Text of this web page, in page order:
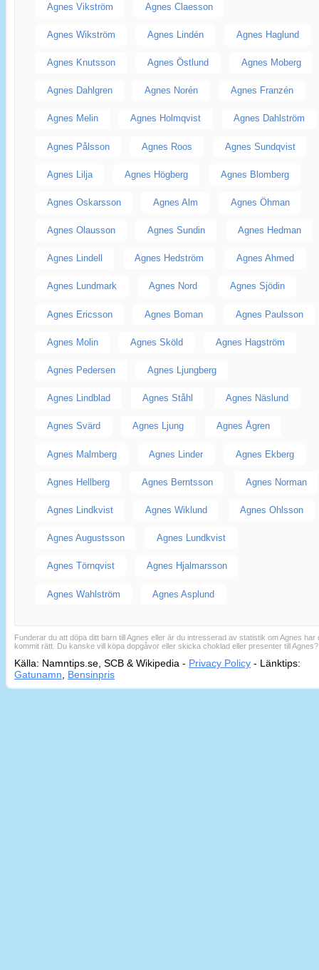
Agnes Vikström Agnes Claesson
Agnes Wikström Agnes Lindén Agnes Haglund
Agnes Knutsson Agnes Östlund Agnes Moberg
Agnes Dahlgren Agnes Norén Agnes Franzén
Agnes Melin Agnes Holmqvist Agnes Dahlström
Agnes Pålsson Agnes Roos Agnes Sundqvist
Agnes Lilja Agnes Högberg Agnes Blomberg
Agnes Oskarsson Agnes Alm Agnes Öhman
Agnes Olausson Agnes Sundin Agnes Hedman
Agnes Lindell Agnes Hedström Agnes Ahmed
Agnes Lundmark Agnes Nord Agnes Sjödin
Agnes Ericsson Agnes Boman Agnes Paulsson
Agnes Molin Agnes Sköld Agnes Hagström
Agnes Pedersen Agnes Ljungberg
Agnes Lindblad Agnes Ståhl Agnes Näslund
Agnes Svärd Agnes Ljung Agnes Ågren
Agnes Malmberg Agnes Linder Agnes Ekberg
Agnes Hellberg Agnes Berntsson Agnes Norman
Agnes Lindkvist Agnes Wiklund Agnes Ohlsson
Agnes Augustsson Agnes Lundkvist
Agnes Törnqvist Agnes Hjalmarsson
Agnes Wahlström Agnes Asplund
Funderar du att döpa ditt barn till Agnes eller är du intresserad av statistik om Agnes har
kommit rätt. Du kanske vill köpa dopgåvor eller skicka choklad eller presenter till Agnes?
Källa: Namntips.se, SCB & Wikipedia - Privacy Policy - Länktips:
Gatunamn
Bensinpris